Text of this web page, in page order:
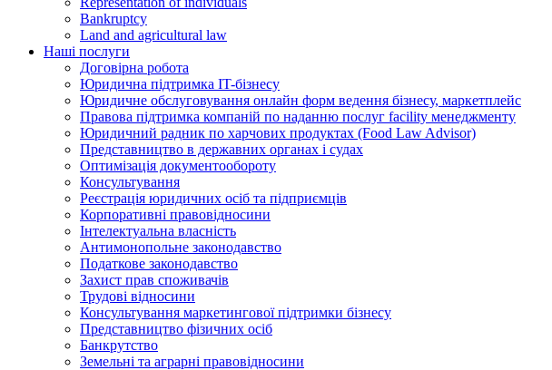
Bankruptcy
Land and agricultural law
Наші послуги
Договірна робота
Юридична підтримка IT-бізнесу
Юридичне обслуговування онлайн форм ведення бізнесу, маркетплейс
Правова підтримка компаній по наданню послуг facility менеджменту
Юридичний радник по харчових продуктах (Food Law Advisor)
Представництво в державних органах і судах
Оптимізація документообороту
Консультування
Реєстрація юридичних осіб та підприємців
Корпоративні правовідносини
Інтелектуальна власність
Антимонопольне законодавство
Податкове законодавство
Захист прав споживачів
Трудові відносини
Консультування маркетингової підтримки бізнесу
Представництво фізичних осіб
Банкрутство
Земельні та аграрні правовідносини